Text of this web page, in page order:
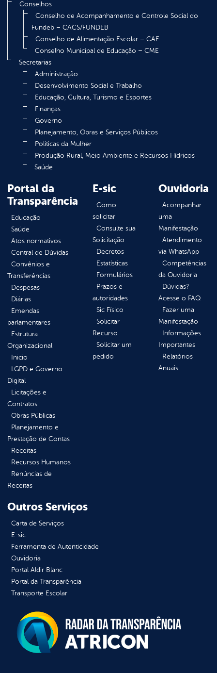
Conselhos
Conselho de Acompanhamento e Controle Social do
Fundeb – CACS/FUNDEB
Conselho de Alimentação Escolar – CAE
Conselho Municipal de Educação – CME
Secretarias
Administração
Desenvolvimento Social e Trabalho
Educação, Cultura, Turismo e Esportes
Finanças
Governo
Planejamento, Obras e Serviços Públicos
Políticas da Mulher
Produção Rural, Meio Ambiente e Recursos Hídricos
Saúde
Portal da
Transparência
Educação
Saúde
Atos normativos
Central de Dúvidas
Convênios e
Transferências
Despesas
Diárias
Emendas
parlamentares
Estrutura
Organizacional
Inicio
LGPD e Governo
Digital
Licitações e
Contratos
Obras Públicas
Planejamento e
Prestação de Contas
Receitas
Recursos Humanos
Renúncias de
Receitas
E-sic
Como
solicitar
Consulte sua
Solicitação
Decretos
Estatísticas
Formulários
Prazos e
autoridades
Sic Físico
Solicitar
Recurso
Solicitar um
pedido
Ouvidoria
Acompanhar
uma
Manifestação
Atendimento
via WhatsApp
Competências
da Ouvidoria
Dúvidas?
Acesse o FAQ
Fazer uma
Manifestação
Informações
Importantes
Relatórios
Anuais
Outros Serviços
Carta de Serviços
E-sic
Ferramenta de Autenticidade
Ouvidoria
Portal Aldir Blanc
Portal da Transparência
Transporte Escolar